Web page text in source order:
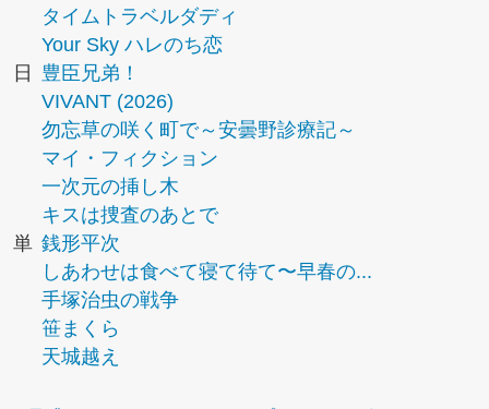
タイムトラベルダディ
Your Sky ハレのち恋
日
豊臣兄弟！
VIVANT (2026)
勿忘草の咲く町で～安曇野診療記～
マイ・フィクション
一次元の挿し木
キスは捜査のあとで
単 銭形平次
しあわせは食べて寝て待て〜早春の...
手塚治虫の戦争
笹まくら
天城越え